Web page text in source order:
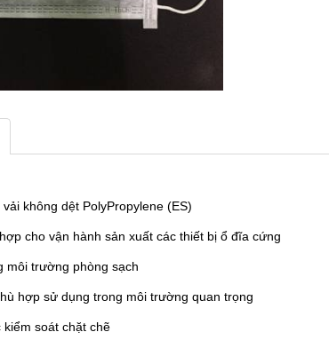
không dệt PolyPropylene (ES)
cho vận hành sản xuất các thiết bị ổ đĩa cứng
môi trường phòng sạch
hợp sử dụng trong môi trường quan trọng
soát chặt chẽ